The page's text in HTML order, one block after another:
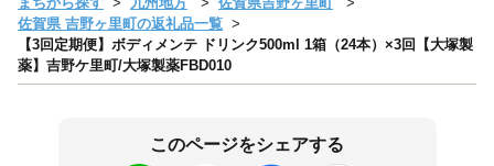
佐賀県 吉野ヶ里町の返礼品一覧
【3回定期便】ボディメンテ ドリンク500ml 1箱（24本）×3回【大塚製
薬】吉野ケ里町/大塚製薬FBD010
このページをシェアする